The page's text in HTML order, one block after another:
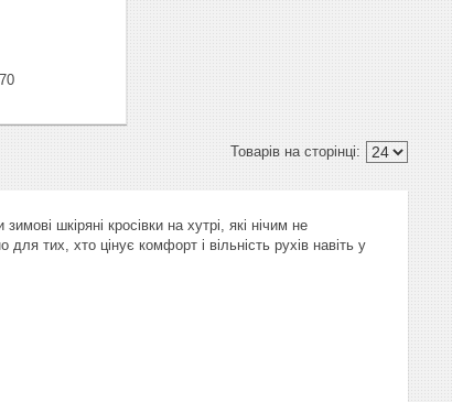
шкіряні кросівки на хутрі, які нічим не
тих, хто цінує комфорт і вільність рухів навіть у